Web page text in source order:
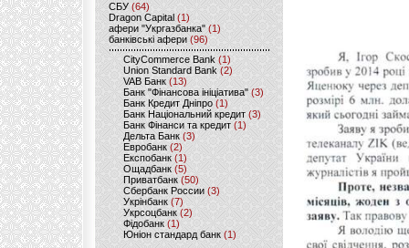
CБУ (64)
Dragon Capital (1)
афери "Укргазбанка" (1)
банківські афери (96)
CityCommerce Bank (1)
Union Standard Bank (2)
VAB Банк (13)
Банк "Фінансова ініціатива" (3)
Банк Кредит Дніпро (1)
Банк Національний кредит (3)
Банк Фінанси та кредит (1)
Дельта Банк (3)
Евробанк(2)
Експобанк (1)
Ощадбанк(5)
Приватбанк (50)
Сбербанк России (3)
Укрінбанк(7)
Укрсоцбанк (2)
Фідобанк (1)
Юніон стандард банк(1)